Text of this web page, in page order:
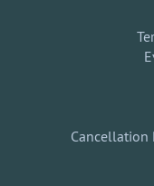
Cancellation